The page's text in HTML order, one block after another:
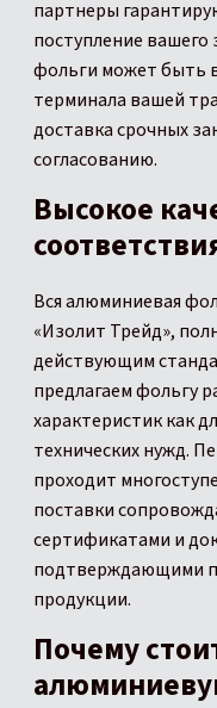
партнеры
поступление
фольги может быть
терминала вашей
доставка срочных
согласованию.
Высокое
Вся алюминиевая
«Изолит Трейд»,
действующим
предлагаем фольгу
характеристик как
технических нужд.
проходит
поставки
сертификатами и
подтверждающими
продукции.
Почему